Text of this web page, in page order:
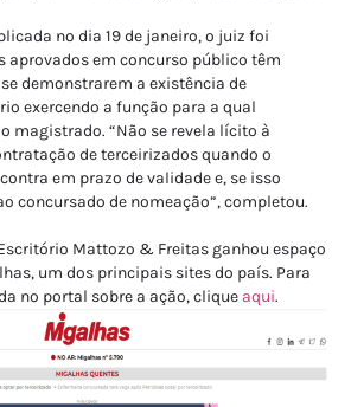
no dia 19 de janeiro, o juiz foi
aprovados em concurso público têm
se demonstrarem a existência de
exercendo a função para a qual
magistrado. “Não se revela lícito à
de terceirizados quando o
em prazo de validade e, se isso
concursado de nomeação”, completou.
Mattozo & Freitas ganhou espaço
um dos principais sites do país. Para
no portal sobre a ação, clique aqui.